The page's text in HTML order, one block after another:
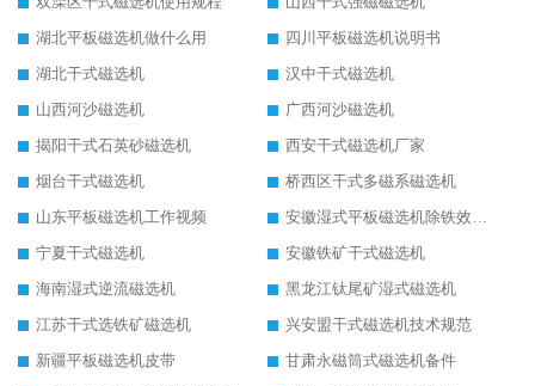
湖北平板磁选机做什么用
四川平板磁选机说明书
湖北干式磁选机
汉中干式磁选机
山西河沙磁选机
广西河沙磁选机
揭阳干式石英砂磁选机
西安干式磁选机厂家
烟台干式磁选机
桥西区干式多磁系磁选机
山东平板磁选机工作视频
安徽湿式平板磁选机除铁效果怎么样
宁夏干式磁选机
安徽铁矿干式磁选机
海南湿式逆流磁选机
黑龙江钛尾矿湿式磁选机
江苏干式选铁矿磁选机
兴安盟干式磁选机技术规范
新疆平板磁选机皮带
甘肃永磁筒式磁选机备件